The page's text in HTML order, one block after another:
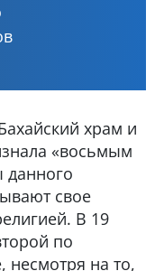
храм и
«восьмым
данного
свое
В 19
по
несмотря на то,